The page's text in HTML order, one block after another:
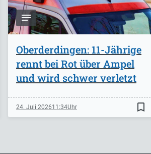
Oberderdingen: 11-Jährige
rennt bei Rot über Ampel
und wird schwer verletzt
24. Juli 202611:34 bookmark_border